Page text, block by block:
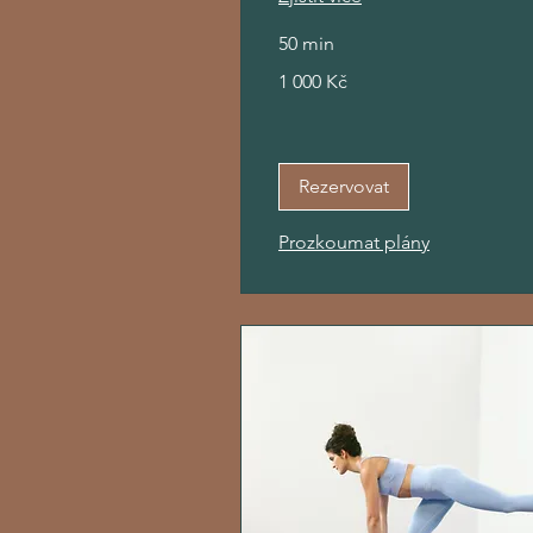
50 min
českých
1 000 Kč
Rezervovat
Prozkoumat plány